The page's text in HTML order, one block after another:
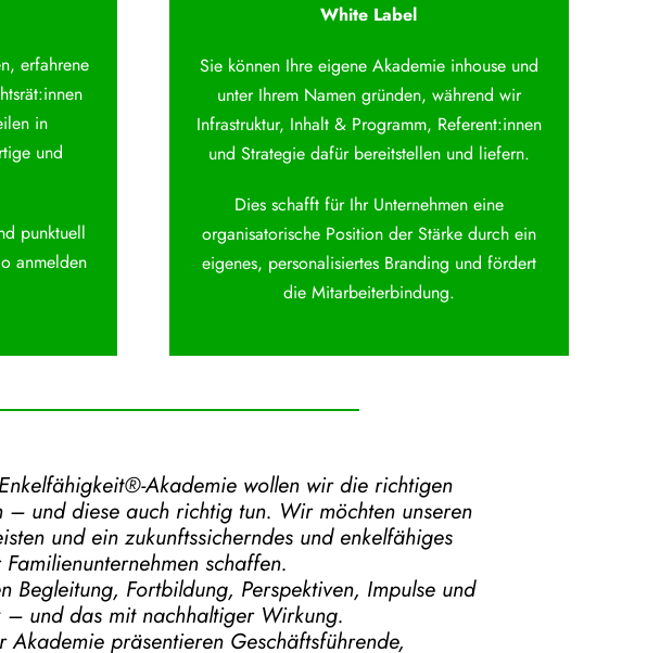
erfahrene
in
und
punktuell
anmelden
White Label
Sie können Ihre eigene Akademie inhouse und
unter Ihrem Namen gründen, während wir
Infrastruktur, Inhalt & Programm, Referent:innen
und Strategie dafür bereitstellen und liefern.
Dies schafft für Ihr Unternehmen eine
organisatorische Position der Stärke durch ein
eigenes, personalisiertes Branding und fördert
die Mitarbeiterbindung.
Enkelfähigkeit®-Akademie wollen wir die richtigen
– und diese auch richtig tun. Wir möchten unseren
und ein zukunftssicherndes und enkelfähiges
schaffen.
Begleitung, Fortbildung, Perspektiven, Impulse und
– und das mit nachhaltiger Wirkung.
Akademie präsentieren Geschäftsführende,